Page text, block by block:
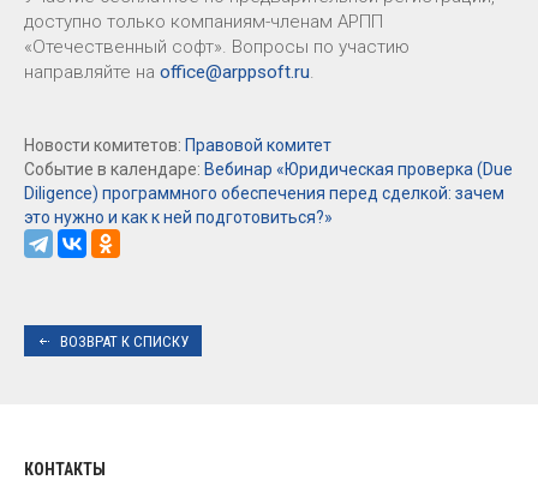
доступно только компаниям-членам АРПП
«Отечественный софт». Вопросы по участию
направляйте на office@arppsoft.ru
Новости комитетов: Правовой комитет
Событие в календаре: Вебинар «Юридическая проверка (Due
Diligence) программного обеспечения перед сделкой: зачем
это нужно и как к ней подготовиться?»
ВОЗВРАТ К СПИСКУ
КОНТАКТЫ